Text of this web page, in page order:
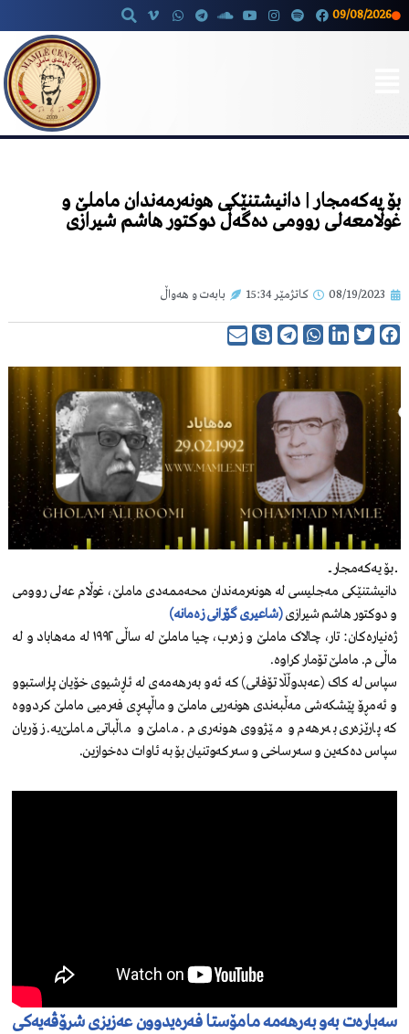
09/08/2026
بۆ یەکەمجار | دانیشتنێکی هونەرمەندان ماملێ و
غوڵامعەلی روومی دەگەڵ دوکتور هاشم شیرازی
08/19/2023 کاتژمێر 15:34 بابەت و هەواڵ
ـــ بۆ یەکەمجار ـــ
دانیشتنێکی مەجلیسی لە هونەرمەندان محەممەدی ماملێ، غوڵام عەلی روومی
و دوکتور هاشم شیرازی(شاعیری گۆرانی زەمانە)
ژەنیارەکان: تار، چالاک ماملێ و زەرب، چیا ماملێ لە ساڵی ١٩٩٢ لە مەهاباد و لە
ماڵی م. ماملێ تۆمار کراوە.
سپاس لە کاک (عەبدوڵڵا تۆفانی) کە ئەو بەرهەمەی لە ئاڕشیوی خۆیان پاراستبوو
و ئەمڕۆ پێشکەشی مەڵبەندی هونەریی ماملێ و ماڵپەڕی فەرمیی ماملێ کردووە
کە پارێزەری بەرهەم و مێژووی هونەری م. ماملێ و ماڵباتی ماملێ‌یە. زۆریان
سپاس دەکەین و سەرساخی و سەرکەوتنیان بۆ بە ئاوات دەخوازین.
سەبارەت بەو بەرهەمە مامۆستا فەرەیدوون عەزیزی شرۆڤەیەکی